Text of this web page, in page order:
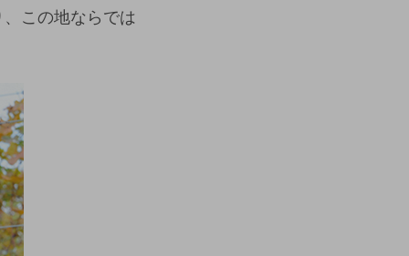
この地ならでは